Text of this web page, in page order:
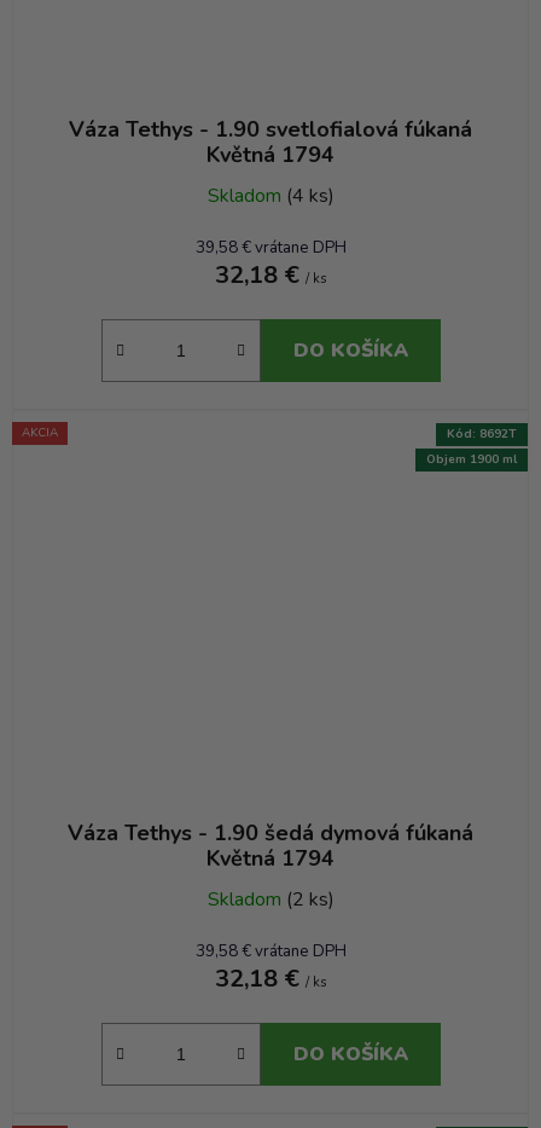
Váza Tethys - 1.90 svetlofialová fúkaná
Květná 1794
Skladom (4 ks)
39,58 € vrátane DPH
32,18 € / ks
DO KOŠÍKA
AKCIA
Váza Tethys - 1.90 šedá dymová fúkaná
Květná 1794
Skladom (2 ks)
39,58 € vrátane DPH
32,18 € / ks
DO KOŠÍKA
Objem 1900 ml
Kód: 8692T